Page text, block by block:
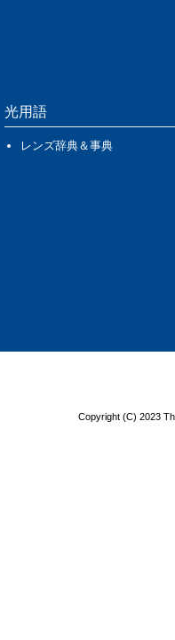
光用語
レンズ辞典＆事典
Copyright (C) 2023